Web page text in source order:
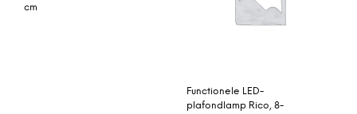
cm
Functionele LED-
plafondlamp Rico, 8-